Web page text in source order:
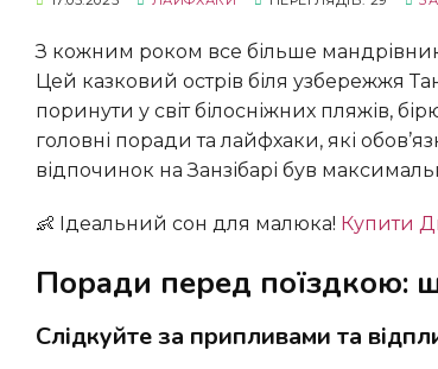
З кожним роком все більше
Цей казковий острів біля узбережжя
поринути у світ білосніжних пляжів,
головні поради та лайфхаки, які
відпочинок на Занзібарі був
👶 Ідеальний сон для малюка! Купити
Поради перед поїздкою:
Слідкуйте за припливами та